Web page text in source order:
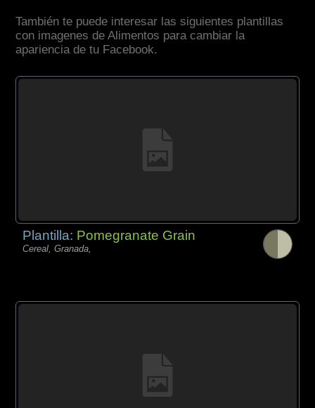
También te puede interesar las siguientes plantillas
con imagenes de Alimentos para cambiar la
apariencia de tu Facebook.
Plantilla: Pomegranate Grain
Cereal, Granada,